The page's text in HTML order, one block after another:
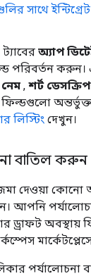
সাথে
ট্যাবের অ্যাপ
পরিবর্তন করুন।
, শর্ট
ফিল্ডগুলো
লিস্টিং দেখুন।
বাতিল করুন
দেওয়া কোনো
আপনি
ড্রাফট অবস্থায়
পর্যালোচনা